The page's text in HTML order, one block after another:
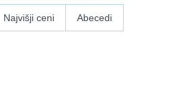
Najvišji ceni Abecedi